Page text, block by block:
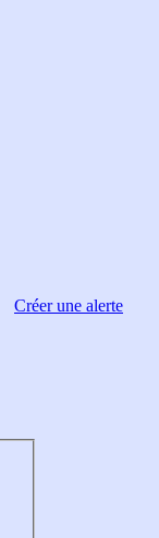
Créer une alerte